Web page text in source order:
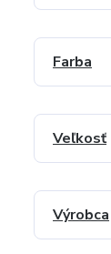
Farba
Veľkosť
Výrobca